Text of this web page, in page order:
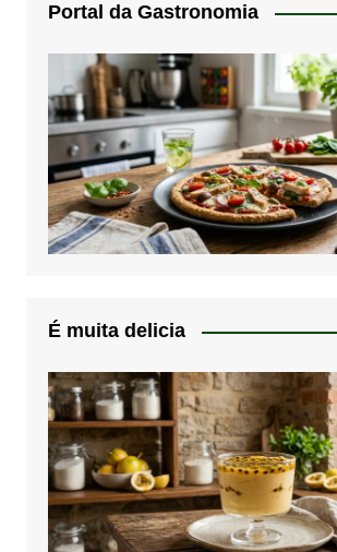
Portal da Gastronomia
É muita delicia